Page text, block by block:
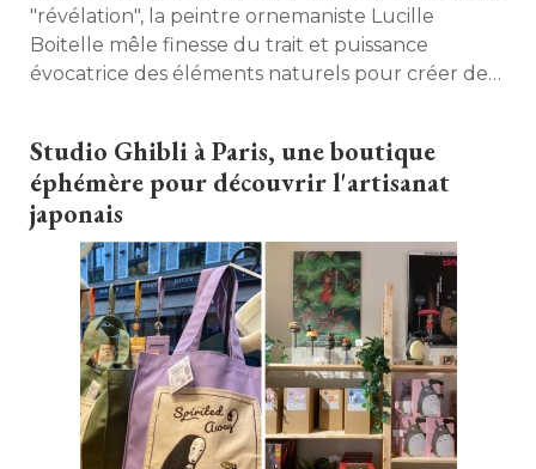
"révélation", la peintre ornemaniste Lucille
Boitelle mêle finesse du trait et puissance
évocatrice des éléments naturels pour créer des
matière, elle nous ouvre les portes de son atelier.
Studio Ghibli à Paris, une boutique
éphémère pour découvrir l'artisanat
japonais